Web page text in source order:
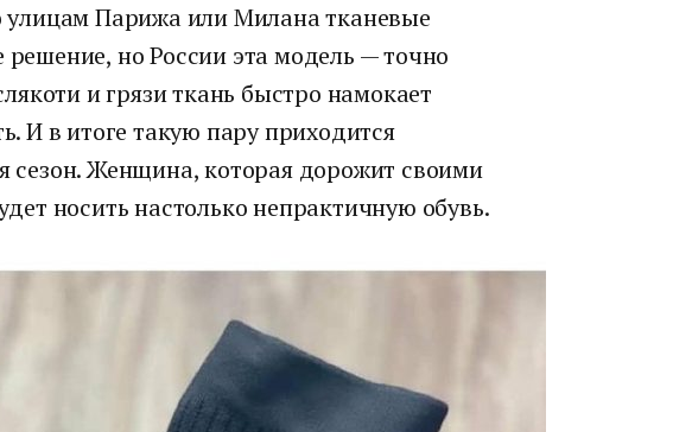
улицам Парижа или Милана тканевые
но России эта модель — точно
и грязи ткань быстро намокает
И в итоге такую пару приходится
сезон. Женщина, которая дорожит своими
носить настолько непрактичную обувь.